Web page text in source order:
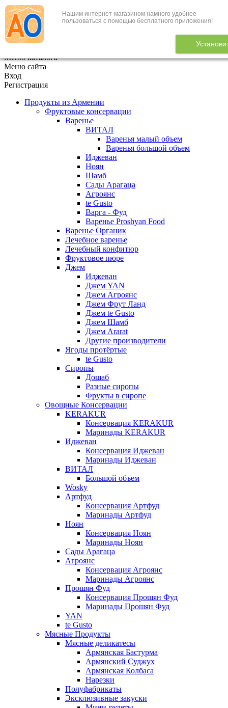
Нашим интернет-магазином намного удобнее
пользоваться с помощью бесплатного приложения!
+7 (495) 646-888-1
В корзине 0
Меню каталога
Меню сайта
Вход
Регистрация
Продукты из Армении
Фруктовые консервации
Варенье
ВИТАЛ
Варенья малый объем
Варенья большой объем
Иджеван
Ноян
Шамб
Сады Арагаца
Агроянс
te Gusto
Варга - Фуд
Варенье Proshyan Food
Варенье Органик
Лечебное варенье
Лечебный конфитюр
Фруктовое пюре
Джем
Иджеван
Джем YAN
Джем Агроянс
Джем Фрут Ланд
Джем te Gusto
Джем Шамб
Джем Ararat
Другие производители
Ягоды протёртые
te Gusto
Сиропы
Дошаб
Разные сиропы
Фрукты в сиропе
Овощные Консервации
KERAKUR
Консервация KERAKUR
Маринады KERAKUR
Иджеван
Консервация Иджеван
Маринады Иджеван
ВИТАЛ
Большой объем
Wosky
Артфуд
Консервация Артфуд
Маринады Артфуд
Ноян
Консервация Ноян
Маринады Ноян
Сады Арагаца
Агроянс
Консервация Агроянс
Маринады Агроянс
Прошян Фуд
Консервация Прошян Фуд
Маринады Прошян Фуд
YAN
te Gusto
Мясные Продукты
Мясные деликатесы
Армянская Бастурма
Армянский Суджух
Армянская Колбаса
Нарезки
Полуфабрикаты
Эксклюзивные закуски